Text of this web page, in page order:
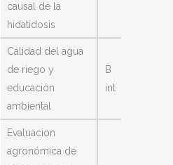
causal de la
hidatidosis
Calidad del agua
de riego y
educación
ambiental
B
int
Evaluacion
agronómica de